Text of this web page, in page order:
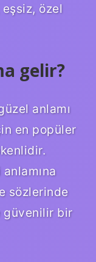
özel
gelir?
anlamı
en popüler
sözlerinde
güvenilir bir